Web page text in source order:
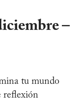
–
tu mundo
reflexión